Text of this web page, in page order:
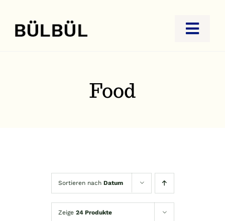
Inhalt
springen
Food
Sortieren nach Datum
Zeige 24 Produkte